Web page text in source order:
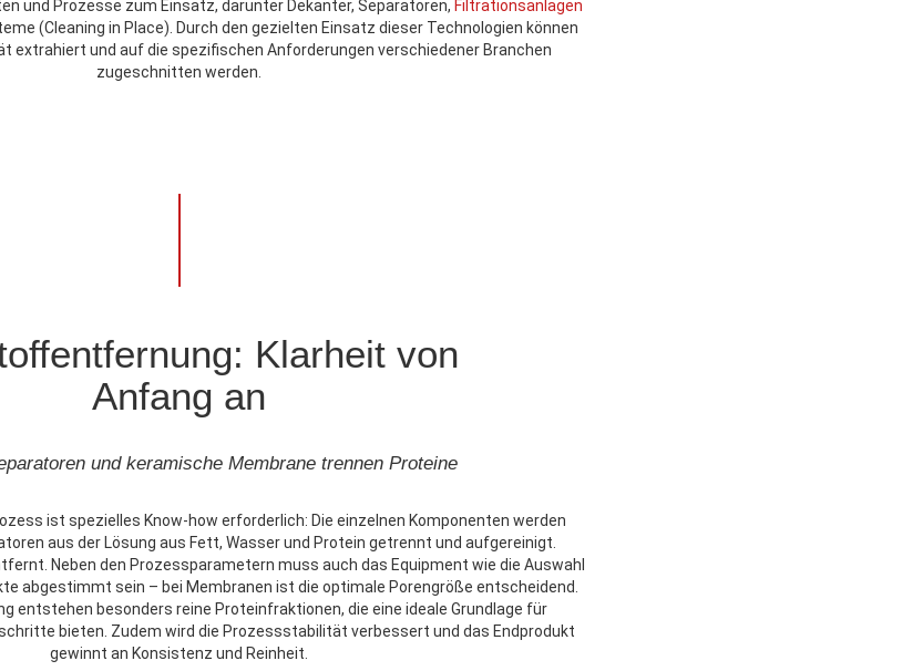
und Prozesse zum Einsatz, darunter Dekanter, Separatoren, Filtrationsanlagen
(Cleaning in Place). Durch den gezielten Einsatz dieser Technologien können
extrahiert und auf die spezifischen Anforderungen verschiedener Branchen
zugeschnitten werden.
Klarheit von
Anfang an
und keramische Membrane trennen Proteine
ist spezielles Know-how erforderlich: Die einzelnen Komponenten werden
aus der Lösung aus Fett, Wasser und Protein getrennt und aufgereinigt.
Neben den Prozessparametern muss auch das Equipment wie die Auswahl
abgestimmt sein – bei Membranen ist die optimale Porengröße entscheidend.
entstehen besonders reine Proteinfraktionen, die eine ideale Grundlage für
bieten. Zudem wird die Prozessstabilität verbessert und das Endprodukt
gewinnt an Konsistenz und Reinheit.